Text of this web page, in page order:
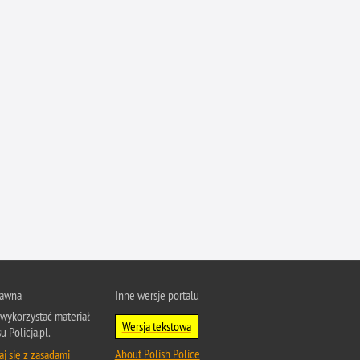
międzynarodowa
Policji z innymi podmiotami
Wykroczenia
materiał
Policja.pl.
się z zasadami
Inne wersje portalu
Wersja tekstowa
About Polish Police